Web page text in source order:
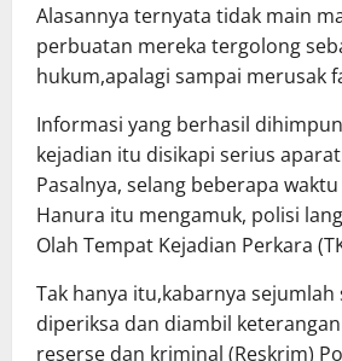
Alasannya ternyata tidak main
perbuatan mereka tergolong
hukum,apalagi sampai merusak
Informasi yang berhasil
kejadian itu disikapi serius
Pasalnya, selang beberapa
Hanura itu mengamuk, polisi
Olah Tempat Kejadian Perkara
Tak hanya itu,kabarnya sejumlah
diperiksa dan diambil
reserse dan kriminal (Reskrim)